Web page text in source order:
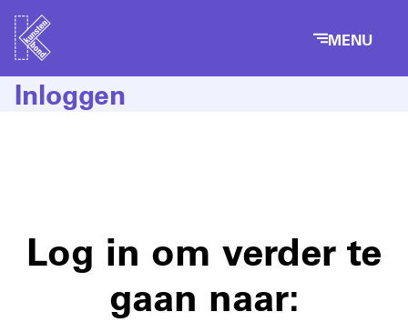
MENU
Inloggen
Log in om verder te
gaan naar: